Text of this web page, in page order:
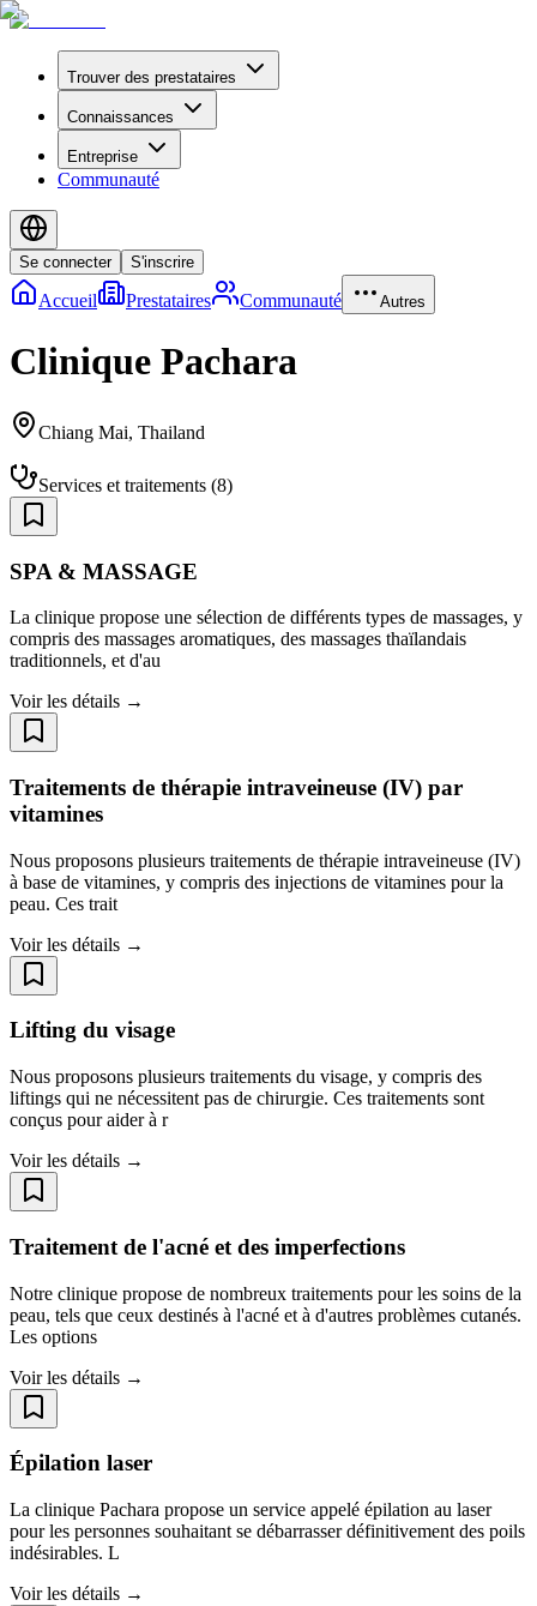
Trouver des prestataires
Connaissances
Entreprise
Communauté
Se connecter S'inscrire
Accueil Prestataires Communauté Autres
Clinique Pachara
Chiang Mai, Thailand
Services et traitements (8)
SPA & MASSAGE
La clinique propose une sélection de différents types de massages, y
compris des massages aromatiques, des massages thaïlandais
traditionnels, et d'au
Voir les détails →
Traitements de thérapie intraveineuse (IV) par
vitamines
Nous proposons plusieurs traitements de thérapie intraveineuse (IV)
à base de vitamines, y compris des injections de vitamines pour la
peau. Ces trait
Voir les détails →
Lifting du visage
Nous proposons plusieurs traitements du visage, y compris des
liftings qui ne nécessitent pas de chirurgie. Ces traitements sont
conçus pour aider à r
Voir les détails →
Traitement de l'acné et des imperfections
Notre clinique propose de nombreux traitements pour les soins de la
peau, tels que ceux destinés à l'acné et à d'autres problèmes cutanés.
Les options
Voir les détails →
Épilation laser
La clinique Pachara propose un service appelé épilation au laser
pour les personnes souhaitant se débarrasser définitivement des poils
indésirables. L
Voir les détails →